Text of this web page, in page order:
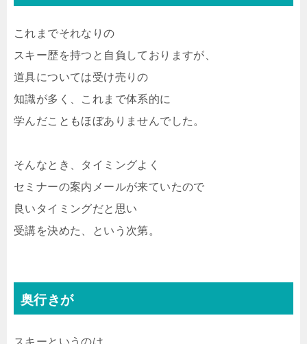
これまでそれなりの
スキー歴を持つと自負しておりますが、
道具については受け売りの
知識が多く、これまで体系的に
学んだこともほぼありませんでした。
そんなとき、タイミングよく
セミナーの案内メールが来ていたので
良いタイミングだと思い
受講を決めた、という次第。
奥行きが
スキーというのは